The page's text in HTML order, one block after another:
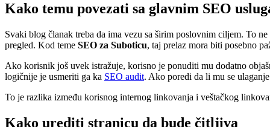
Kako temu povezati sa glavnim SEO
Svaki blog članak treba da ima vezu sa širim poslovnim ciljem. To
pregled. Kod teme SEO za Suboticu, taj prelaz mora biti posebno
Ako korisnik još uvek istražuje, korisno je ponuditi mu dodatno
logičnije je usmeriti ga ka SEO audit. Ako poredi da li mu se
To je razlika između korisnog internog linkovanja i veštačkog
Kako urediti stranicu da bude čitljiva